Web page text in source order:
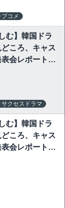
コメ
む】韓国ドラ
ころ、キャス
会レポートな
サクセスドラマ
む】韓国ドラ
ころ、キャス
会レポートな